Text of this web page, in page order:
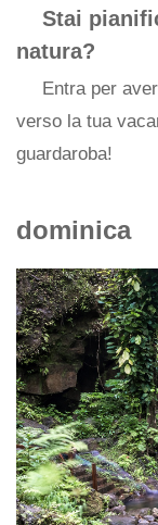
Stai
natura?
Entra per
verso la tua
guardaroba!
dominica